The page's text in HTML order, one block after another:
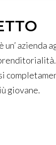
azienda
giovane.